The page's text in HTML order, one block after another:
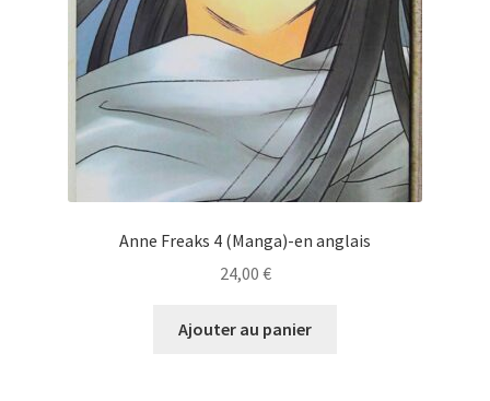
Anne Freaks 4 (Manga)-en anglais
24,00 €
Ajouter au panier